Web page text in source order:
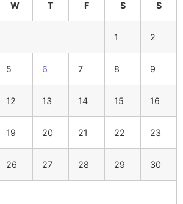
W T F S S
1 2
5 6 7 8 9
12 13 14 15 16
19 20 21 22 23
26 27 28 29 30